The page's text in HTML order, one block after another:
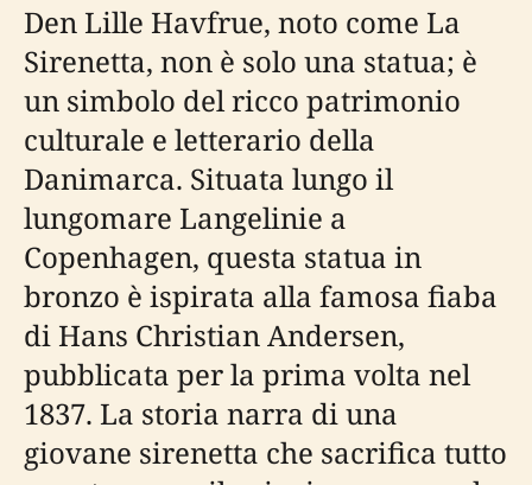
Den Lille Havfrue, noto come La
Sirenetta, non è solo una statua; è
un simbolo del ricco patrimonio
culturale e letterario della
Danimarca. Situata lungo il
lungomare Langelinie a
Copenhagen, questa statua in
bronzo è ispirata alla famosa fiaba
di Hans Christian Andersen,
pubblicata per la prima volta nel
1837. La storia narra di una
giovane sirenetta che sacrifica tutto